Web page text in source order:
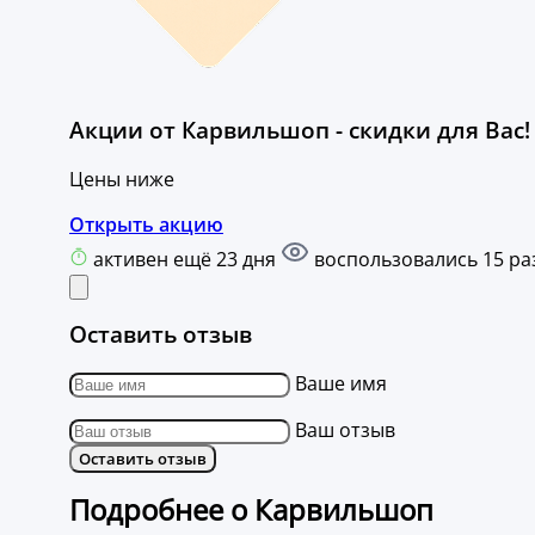
Акции от Карвильшоп - скидки для Вас!
Цены ниже
Открыть акцию
активен ещё 23 дня
воспользовались 15
Оставить отзыв
Ваше имя
Ваш отзыв
Оставить отзыв
Подробнее о Карвильшоп